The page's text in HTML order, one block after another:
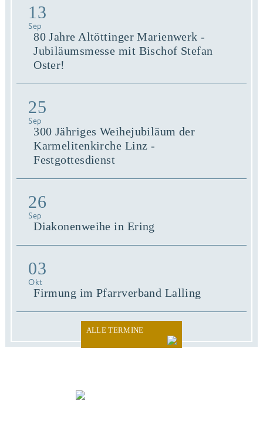
13
Sep
80 Jahre Altöttinger Marienwerk -
Jubiläumsmesse mit Bischof Stefan
Oster!
25
Sep
300 Jähriges Weihejubiläum der
Karmelitenkirche Linz -
Festgottesdienst
26
Sep
Diakonenweihe in Ering
03
Okt
Firmung im Pfarrverband Lalling
ALLE TERMINE